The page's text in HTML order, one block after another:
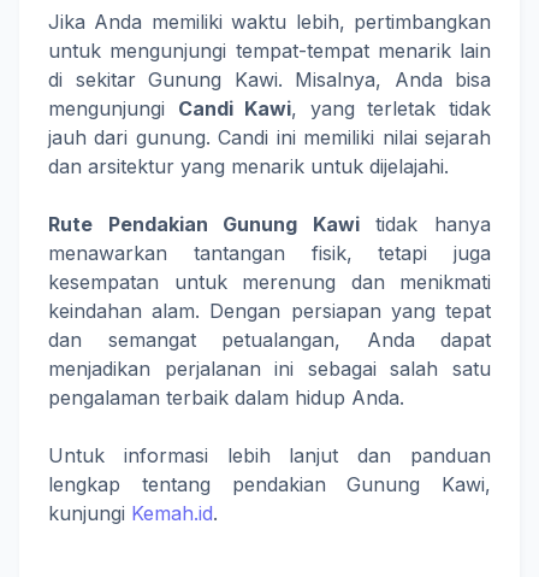
Jika Anda memiliki waktu lebih, pertimbangkan
untuk mengunjungi tempat-tempat menarik lain
di sekitar Gunung Kawi. Misalnya, Anda bisa
mengunjungi Candi Kawi, yang terletak tidak
jauh dari gunung. Candi ini memiliki nilai sejarah
dan arsitektur yang menarik untuk dijelajahi.
Rute Pendakian Gunung Kawitidak hanya
menawarkan tantangan fisik, tetapi juga
kesempatan untuk merenung dan menikmati
keindahan alam. Dengan persiapan yang tepat
dan semangat petualangan, Anda dapat
menjadikan perjalanan ini sebagai salah satu
pengalaman terbaik dalam hidup Anda.
Untuk informasi lebih lanjut dan panduan
lengkap tentang pendakian Gunung Kawi,
kunjungi Kemah.id.